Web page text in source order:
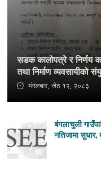
सडक कालोपत्रे र निर्णय
तथा निर्माण व्यवसायीको
मंगलबार, जेठ १२, २०८३
बंगलाचुली
नतिजामा सुधार,